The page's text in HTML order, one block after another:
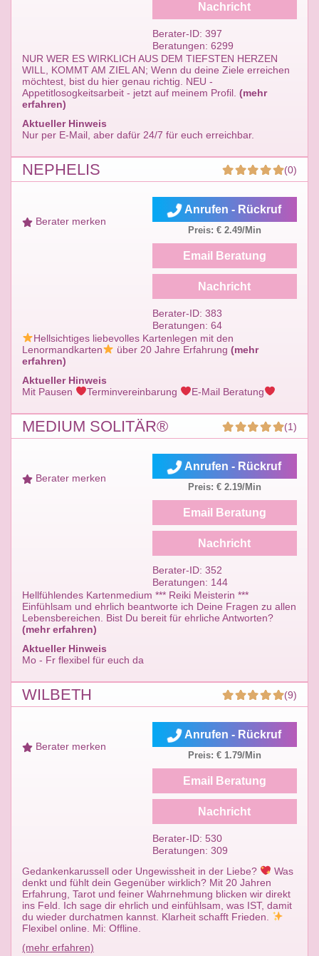
NUR WER ES WIRKLICH AUS DEM TIEFSTEN HERZEN
WILL, KOMMT AM ZIEL AN; Wenn du deine Ziele erreichen
möchtest, bist du hier genau richtig. NEU -
Appetitlosogkeitsarbeit - jetzt auf meinem Profil. (mehr
erfahren)
Aktueller Hinweis
Nur per E-Mail, aber dafür 24/7 für euch erreichbar.
Nachricht
Berater-ID: 397
Beratungen: 6299
NEPHELIS (0)
Berater merken
Hellsichtiges liebevolles Kartenlegen mit den
Lenormandkarten
über 20 Jahre Erfahrung (mehr
erfahren)
Aktueller Hinweis
Mit Pausen
Terminvereinbarung E-Mail Beratung
Anrufen - Rückruf
Preis: € 2.49/Min
Email Beratung
Nachricht
Berater-ID: 383
Beratungen: 64
MEDIUM SOLITÄR® (1)
Berater merken
Hellfühlendes Kartenmedium *** Reiki Meisterin ***
Einfühlsam und ehrlich beantworte ich Deine Fragen zu allen
Lebensbereichen. Bist Du bereit für ehrliche Antworten?
(mehr erfahren)
Aktueller Hinweis
Mo - Fr flexibel für euch da
Anrufen - Rückruf
Preis: € 2.19/Min
Email Beratung
Nachricht
Berater-ID: 352
Beratungen: 144
WILBETH (9)
Berater merken
Gedankenkarussell oder Ungewissheit in der Liebe?
Was
denkt und fühlt dein Gegenüber wirklich? Mit 20 Jahren
Erfahrung, Tarot und feiner Wahrnehmung blicken wir direkt
ins Feld. Ich sage dir ehrlich und einfühlsam, was IST, damit
du wieder durchatmen kannst. Klarheit schafft Frieden.
Flexibel online. Mi: Offline.
(mehr erfahren)
Anrufen - Rückruf
Preis: € 1.79/Min
Email Beratung
Nachricht
Berater-ID: 530
Beratungen: 309